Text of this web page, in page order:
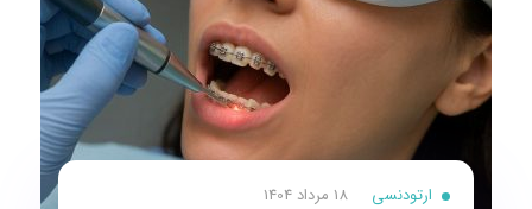
ارتودنسی 18 مرداد 1404